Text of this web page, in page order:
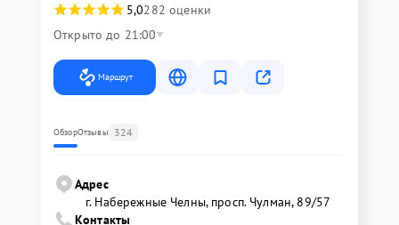
5,0282 оценки
Открыто до 21:00
Маршрут
ОбзорОтзывы 324
Адрес
г. Набережные Челны, просп. Чулман, 89/57
Контакты